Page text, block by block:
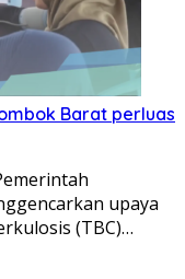
Barat perluas
upaya
(TBC)…